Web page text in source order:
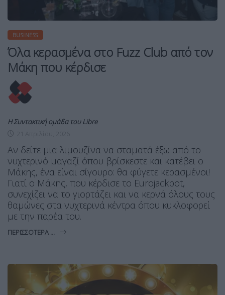
BUSINESS
Όλα κερασμένα στο Fuzz Club από τον
Μάκη που κέρδισε
Η Συντακτική ομάδα του Libre
Αν δείτε μια λιμουζίνα να σταματά έξω από το
νυχτερινό μαγαζί όπου βρίσκεστε και κατέβει ο
Μάκης, ένα είναι σίγουρο: θα φύγετε κερασμένοι!
Γιατί ο Μάκης, που κέρδισε το Eurojackpot,
συνεχίζει να το γιορτάζει και να κερνά όλους τους
θαμώνες στα νυχτερινά κέντρα όπου κυκλοφορεί
με την παρέα του.
ΠΕΡΙΣΣΌΤΕΡΑ ...